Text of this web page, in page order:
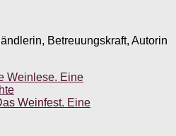
Betreuungskraft, Autorin
Weinlese. Eine
Weinfest. Eine